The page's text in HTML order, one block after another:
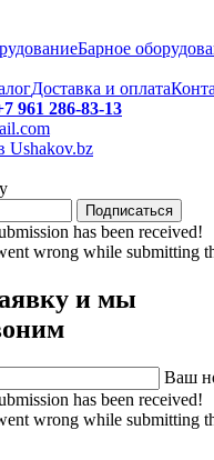
Барное
Доставка и оплата
961 286-83-13
Ushakov.bz
has been received!
wrong while submitting
и мы
Ваш
has been received!
wrong while submitting